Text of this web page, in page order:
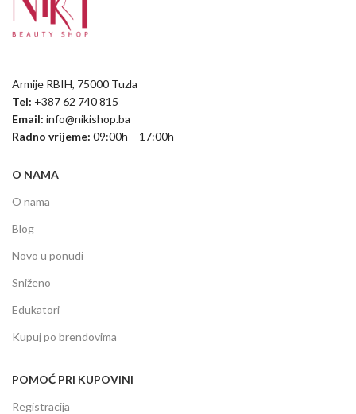
Armije RBIH, 75000 Tuzla
Tel: +387 62 740 815
Email: info@nikishop.ba
Radno vrijeme: 09:00h – 17:00h
O NAMA
O nama
Blog
Novo u ponudi
Sniženo
Edukatori
Kupuj po brendovima
POMOĆ PRI KUPOVINI
Registracija